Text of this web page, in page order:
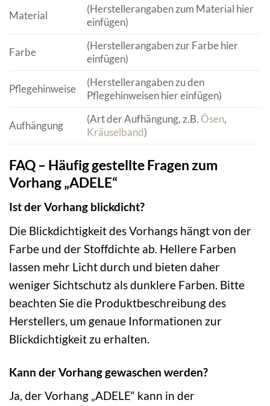
Material
(Herstellerangaben zum Material hier
einfügen)
Farbe
(Herstellerangaben zur Farbe hier
einfügen)
Pflegehinweise
(Herstellerangaben zu den
Pflegehinweisen hier einfügen)
Aufhängung
(Art der Aufhängung, z.B. Ösen,
Kräuselband)
FAQ – Häufig gestellte Fragen zum
Vorhang „ADELE“
Ist der Vorhang blickdicht?
Die Blickdichtigkeit des Vorhangs hängt von der
Farbe und der Stoffdichte ab. Hellere Farben
lassen mehr Licht durch und bieten daher
weniger Sichtschutz als dunklere Farben. Bitte
beachten Sie die Produktbeschreibung des
Herstellers, um genaue Informationen zur
Blickdichtigkeit zu erhalten.
Kann der Vorhang gewaschen werden?
Ja, der Vorhang „ADELE“ kann in der